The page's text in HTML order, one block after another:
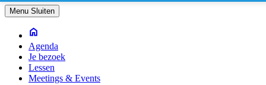
Menu Sluiten
Agenda
Je bezoek
Lessen
Meetings & Events